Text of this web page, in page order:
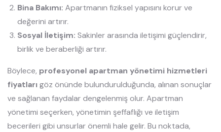
Bina Bakımı: Apartmanın fiziksel yapısını korur ve
değerini artırır.
Sosyal İletişim: Sakinler arasında iletişimi güçlendirir,
birlik ve beraberliği artırır.
Böylece, profesyonel apartman yönetimi hizmetleri
fiyatlarıgöz önünde bulundurulduğunda, alınan sonuçlar
ve sağlanan faydalar dengelenmiş olur. Apartman
yönetimi seçerken, yönetimin şeffaflığı ve iletişim
becerileri gibi unsurlar önemli hale gelir. Bu noktada,